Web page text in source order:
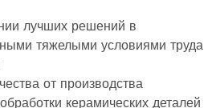
лучших решений в
тяжелыми условиями труда
от производства
керамических деталей